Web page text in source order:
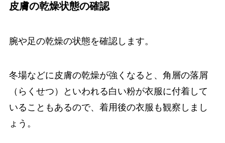
皮膚の乾燥状態の確認
腕や足の乾燥の状態を確認します。
冬場などに皮膚の乾燥が強くなると、角層の落屑
（らくせつ）といわれる白い粉が衣服に付着して
いることもあるので、着用後の衣服も観察しまし
ょう。